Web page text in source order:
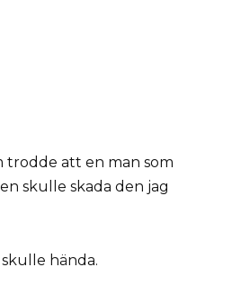
trodde att en man som
skulle skada den jag
hända.